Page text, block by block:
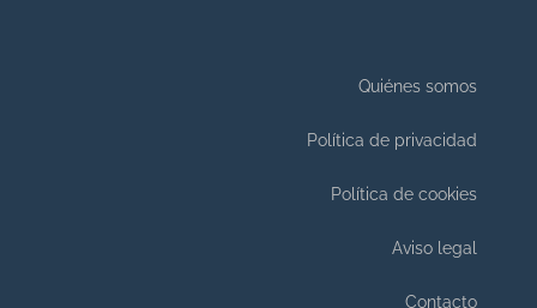
Quiénes somos
Política de privacidad
Política de cookies
Aviso legal
Contacto